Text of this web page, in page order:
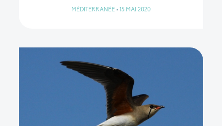
MÉDITERRANÉE • 15 MAI 2020